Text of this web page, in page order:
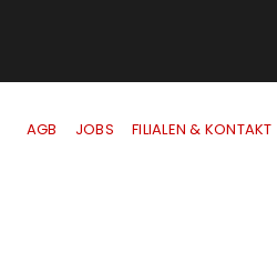
AGB JOBS FILIALEN & KONTAKT